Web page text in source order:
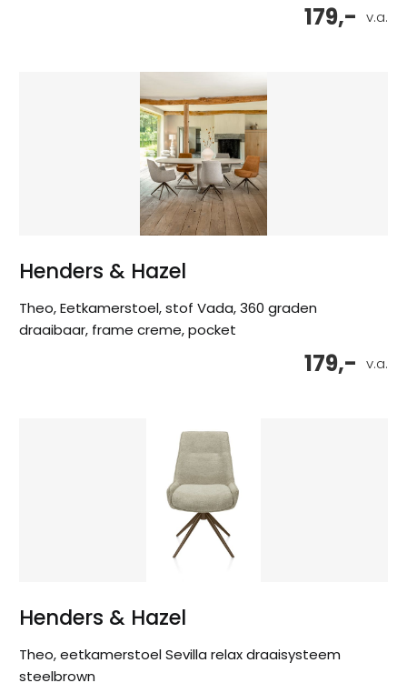
v.a.
179,-
Henders & Hazel
Theo, Eetkamerstoel, stof Vada, 360 graden
draaibaar, frame creme, pocket
v.a.
179,-
Henders & Hazel
Theo, eetkamerstoel Sevilla relax draaisysteem
steelbrown